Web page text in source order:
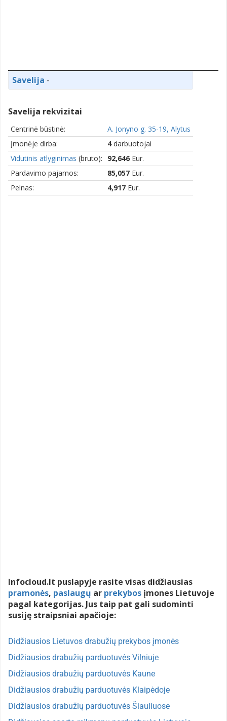
Savelija -
Savelija rekvizitai
Centrinė būstinė:
A. Jonyno g. 35-19, Alytus
Įmonėje dirba:
4darbuotojai
Vidutinis atlyginimas (bruto): 92,646 Eur.
Pardavimo pajamos:
85,057 Eur.
Pelnas:
4,917 Eur.
Infocloud.lt puslapyje rasite visas didžiausias
pramonės, paslaugų ar prekybos įmones Lietuvoje
pagal kategorijas. Jus taip pat gali sudominti
susiję straipsniai apačioje:
Didžiausios Lietuvos drabužių prekybos įmonės
Didžiausios drabužių parduotuvės Vilniuje
Didžiausios drabužių parduotuvės Kaune
Didžiausios drabužių parduotuvės Klaipėdoje
Didžiausios drabužių parduotuvės Šiauliuose